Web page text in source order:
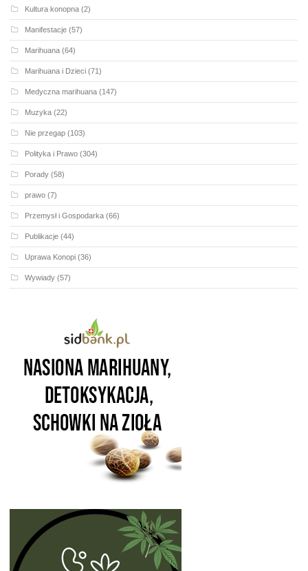
Kultura konopna (2)
Manifestacje (57)
Marihuana (64)
Marihuana i Dzieci (71)
Medyczna marihuana (147)
Muzyka (22)
Nie przegap (103)
Polityka i Prawo (304)
Porady (58)
prawo (7)
Przemysł i Gospodarka (66)
Publikacje (44)
Uprawa Konopi (36)
Wywiady (57)